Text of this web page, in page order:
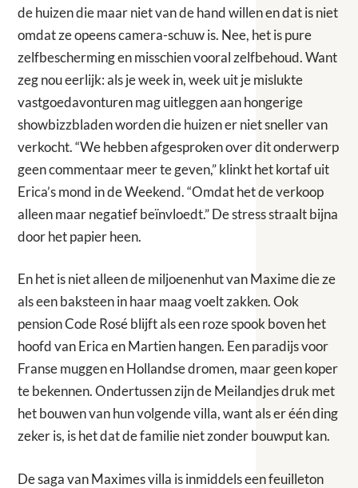
de huizen die maar niet van de hand willen en dat is niet
omdat ze opeens camera-schuw is. Nee, het is pure
zelfbescherming en misschien vooral zelfbehoud. Want
zeg nou eerlijk: als je week in, week uit je mislukte
vastgoedavonturen mag uitleggen aan hongerige
showbizzbladen worden die huizen er niet sneller van
verkocht. “We hebben afgesproken over dit onderwerp
geen commentaar meer te geven,” klinkt het kortaf uit
Erica’s mond in de Weekend. “Omdat het de verkoop
alleen maar negatief beïnvloedt.” De stress straalt bijna
door het papier heen.
En het is niet alleen de miljoenenhut van Maxime die ze
als een baksteen in haar maag voelt zakken. Ook
pension Code Rosé blijft als een roze spook boven het
hoofd van Erica en Martien hangen. Een paradijs voor
Franse muggen en Hollandse dromen, maar geen koper
te bekennen. Ondertussen zijn de Meilandjes druk met
het bouwen van hun volgende villa, want als er één ding
zeker is, is het dat de familie niet zonder bouwput kan.
De saga van Maximes villa is inmiddels een feuilleton